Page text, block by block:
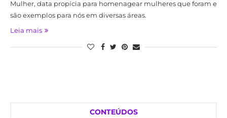
Mulher, data propícia para homenagear mulheres que foram e
são exemplos para nós em diversas áreas.
Leia mais
CONTEÚDOS